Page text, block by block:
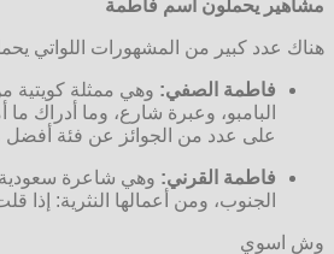
مشاهير يحملون اسم فاطمة
هناك عدد كبير من المشهورات اللواتي
فاطمة الصفي:
البامبو، وعبرة شارع، وما أدراك
على عدد من الجوائز عن فئة
فاطمة القرني:
الجنوب، ومن أعمالها النثرية: إذا
وش اسوي